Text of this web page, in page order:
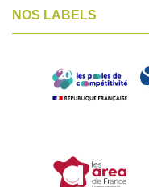
NOS LABELS